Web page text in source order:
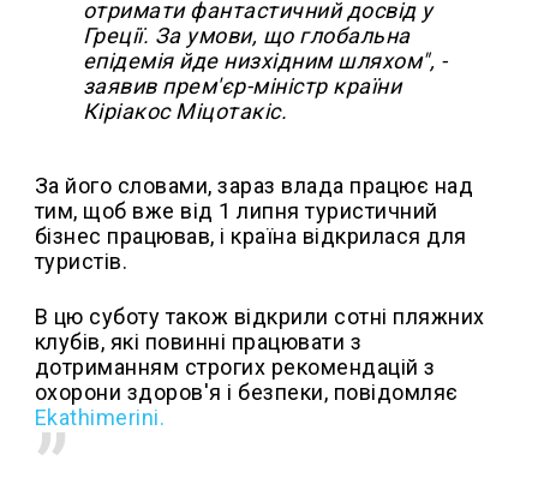
отримати фантастичний досвід у
Греції. За умови, що глобальна
епідемія йде низхідним шляхом", -
заявив прем'єр-міністр країни
Кіріакос Міцотакіс.
За його словами, зараз влада працює над
тим, щоб вже від 1 липня туристичний
бізнес працював, і країна відкрилася для
туристів.
В цю суботу також відкрили сотні пляжних
клубів, які повинні працювати з
дотриманням строгих рекомендацій з
охорони здоров'я і безпеки, повідомляє
Ekathimerini.